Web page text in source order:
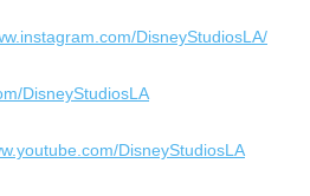
DisneyStudiosLA/
DisneyStudiosLA
DisneyStudiosLA